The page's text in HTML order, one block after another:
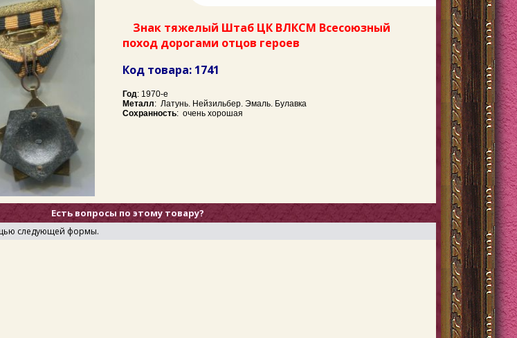
Знак тяжелый Штаб ЦК ВЛКСМ Всесоюзный
поход дорогами отцов героев
Код товара: 1741
Год: 1970-е
Металл: Латунь. Нейзильбер. Эмаль. Булавка
Сохранность: очень хорошая
Есть вопросы по этому товару?
следующей формы.